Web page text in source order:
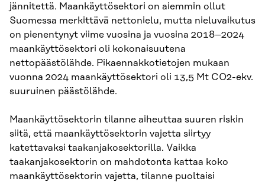
jännitettä. Maankäyttösektori on aiemmin ollut
Suomessa merkittävä nettonielu, mutta nieluvaikutus
on pienentynyt viime vuosina ja vuosina 2018–2024
maankäyttösektori oli kokonaisuutena
nettopäästölähde. Pikaennakkotietojen mukaan
vuonna 2024 maankäyttösektori oli 13,5 Mt CO2-ekv.
suuruinen päästölähde.
Maankäyttösektorin tilanne aiheuttaa suuren riskin
siitä, että maankäyttösektorin vajetta siirtyy
katettavaksi taakanjakosektorilla. Vaikka
taakanjakosektorin on mahdotonta kattaa koko
maankäyttösektorin vajetta, tilanne puoltaisi